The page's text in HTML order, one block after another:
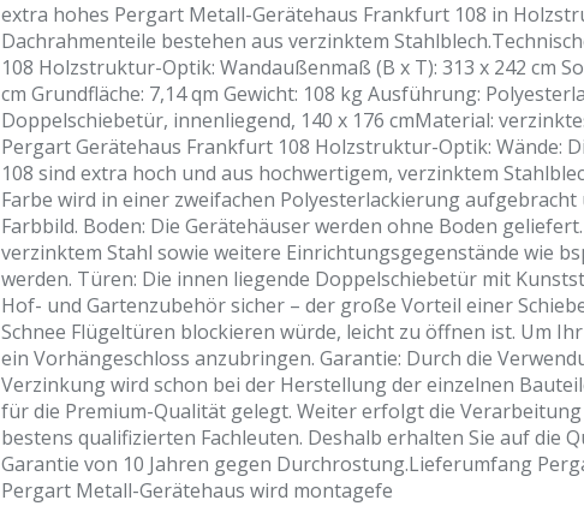
extra hohes Pergart Metall-Gerätehaus Frankfurt 108 in
Dachrahmenteile bestehen aus verzinktem
108 Holzstruktur-Optik: Wandaußenmaß (B x T): 313 x 242 cm
cm Grundfläche: 7,14 qm Gewicht: 108 kg Ausführung:
Doppelschiebetür, innenliegend, 140 x 176 cmMaterial:
Pergart Gerätehaus Frankfurt 108 Holzstruktur-Optik: Wände:
108 sind extra hoch und aus hochwertigem, verzinktem
Farbe wird in einer zweifachen Polyesterlackierung
Farbbild. Boden: Die Gerätehäuser werden ohne Boden
verzinktem Stahl sowie weitere Einrichtungsgegenstände wie
werden. Türen: Die innen liegende Doppelschiebetür mit
Hof- und Gartenzubehör sicher – der große Vorteil einer
Schnee Flügeltüren blockieren würde, leicht zu öffnen ist. Um
ein Vorhängeschloss anzubringen. Garantie: Durch die
Verzinkung wird schon bei der Herstellung der einzelnen
für die Premium-Qualität gelegt. Weiter erfolgt die
bestens qualifizierten Fachleuten. Deshalb erhalten Sie auf die
Garantie von 10 Jahren gegen Durchrostung.Lieferumfang
Pergart Metall-Gerätehaus wird montagefe